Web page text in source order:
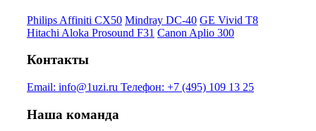
Philips Affiniti CX50 Mindray DC-40 GE Vivid T8
Hitachi Aloka Prosound F31 Canon Aplio 300
Контакты
Email: info@1uzi.ru Телефон: +7 (495) 109 13 25
Наша команда